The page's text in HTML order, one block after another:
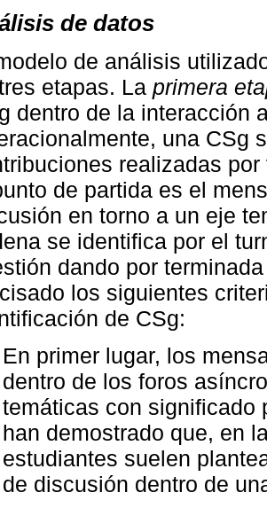
de datos
de análisis
etapas. La primera
dentro de la interacción
una CSg
realizadas
de partida es el
en torno a un eje
se identifica por el
dando por
los siguientes
de CSg:
En primer lugar, los
dentro de los foros
temáticas con significado
han demostrado que, en
estudiantes suelen
de discusión dentro de